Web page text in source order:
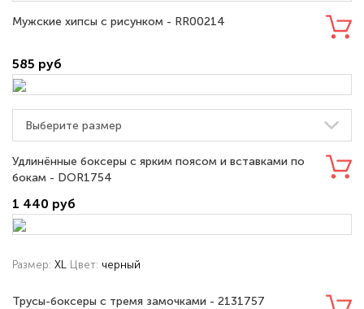
Мужские хипсы с рисунком - RR00214
585 руб
Удлинённые боксеры с ярким поясом и вставками по
бокам - DOR1754
1 440 руб
Размер: XL Цвет: черный
Трусы-боксеры с тремя замочками - 2131757